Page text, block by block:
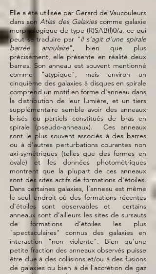
Elle a été utilisée par Gérard de Vaucouleurs
dans sonAtlas des Galaxies comme galaxie
morphologique de type (R)SAB(l)0/a, ce qui
peut se traduire par "il s’agit d’une spirale
barrée annulaire", bien que plus
précisément, elle présente en réalité deux
barres. Son anneau est souvent mentionné
comme "atypique", mais environ un
cinquième des galaxies à disques en spirale
comprend un motif en forme d'anneau dans
la distribution de leur lumière, et un tiers
supplémentaire semble avoir des anneaux
brisés ou partiels constitués de bras en
spirale (pseudo-anneaux). Ces anneaux
sont le plus souvent associés à des barres
ou à d’autres perturbations courantes non
axi-symétriques (telles que des formes en
ovale) et les données photométriques
montrent que la plupart de ces anneaux
sont des sites actifs de formations d'étoiles.
Dans certaines galaxies, l’anneau est même
le seul endroit où des formations récentes
d'étoiles sont observables et certains
anneaux sont d’ailleurs les sites de sursauts
de formations d’étoiles les plus
"spectaculaires" connus des galaxies en
interaction "non violente". Bien qu'une
petite fraction des anneaux observés puisse
être due à des collisions et/ou à des fusions
de galaxies ou bien à de l'accrétion de gaz